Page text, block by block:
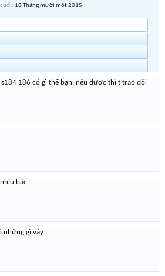
18 Tháng mười một 2015
186 có gì thế bạn, nếu được thì t trao đổi
bác
những gì vậy